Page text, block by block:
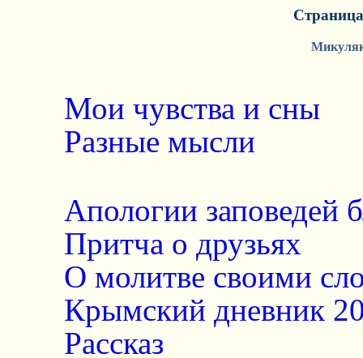
Мои чувства и сны
Разные мысли
Апологии заповедей
Притча о друзьях
О молитве своими
Крымский дневник
Рассказ